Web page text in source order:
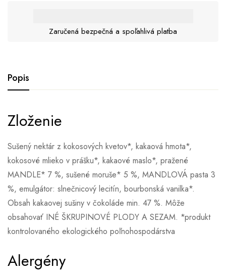
Zaručená bezpečná a spoľahlivá platba
Popis
Zloženie
Sušený nektár z kokosových kvetov*, kakaová hmota*,
kokosové mlieko v prášku*, kakaové maslo*, pražené
MANDLE* 7 %, sušené moruše* 5 %, MANDLOVÁ pasta 3
%, emulgátor: slnečnicový lecitín, bourbonská vanilka*.
Obsah kakaovej sušiny v čokoláde min. 47 %. Môže
obsahovať INÉ ŠKRUPINOVÉ PLODY A SEZAM. *produkt
kontrolovaného ekologického poľnohospodárstva
Alergény